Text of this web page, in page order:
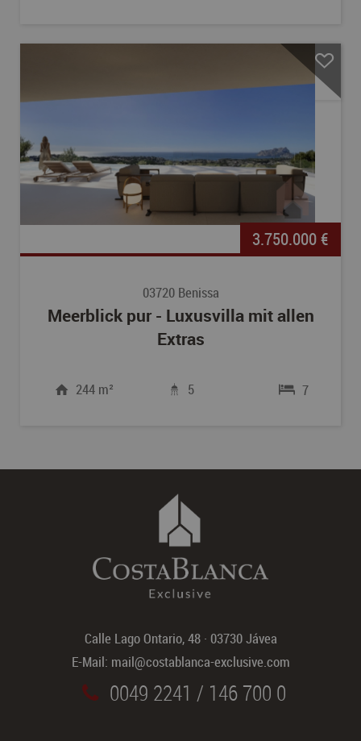
3.750.000 €
03720 Benissa
Meerblick pur - Luxusvilla mit allen
Extras
244 m² 7
5
Calle Lago Ontario, 48 · 03730 Jávea
E-Mail: mail@costablanca-exclusive.com
0049 2241 / 146 700 0